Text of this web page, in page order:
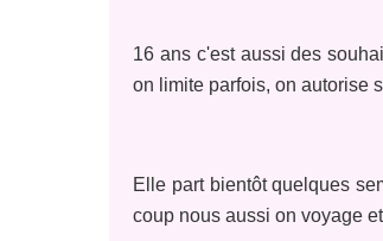
16 ans c'est aussi des
on limite parfois, on autorise
Elle part bientôt quelques
coup nous aussi on voyage